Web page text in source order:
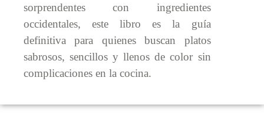
sorprendentes con ingredientes
occidentales, este libro es la guía
definitiva para quienes buscan platos
sabrosos, sencillos y llenos de color sin
complicaciones en la cocina.